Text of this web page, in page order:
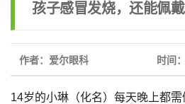
孩子感冒发烧，还能佩
作者：爱尔眼科 时间
14岁的小琳（化名）每天晚上都